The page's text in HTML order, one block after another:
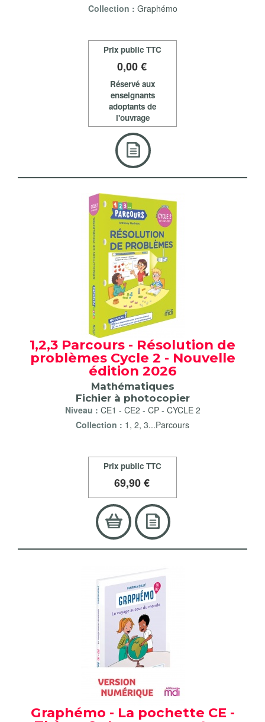
Collection : Graphémo
Prix public TTC
0,00 €
Réservé aux
enseignants
adoptants de
l'ouvrage
1,2,3 Parcours - Résolution de
problèmes Cycle 2 - Nouvelle
édition 2026
Mathématiques
Fichier à photocopier
Niveau : CE1 - CE2 - CP- CYCLE 2
Collection : 1, 2, 3...Parcours
Prix public TTC
69,90 €
Graphémo - La pochette CE -